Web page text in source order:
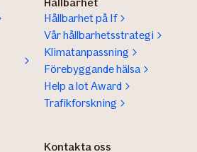
Hållbarhet på If
Vår hållbarhetsstrategi
Klimatanpassning
Förebyggande hälsa
Help a lot Award
Trafikforskning
Kontakta oss